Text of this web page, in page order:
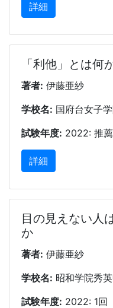
詳細
「利他」とは何
著者: 伊藤亜紗
学校名: 国府台女子
試験年度: 2022: 推
詳細
目の見えない人
か
著者: 伊藤亜紗
学校名: 昭和学院秀
試験年度: 2022: 1回